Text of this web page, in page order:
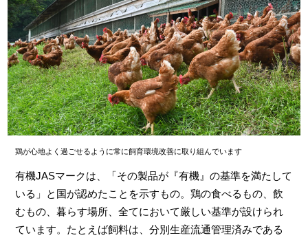
鶏が心地よく過ごせるように常に飼育環境改善に取り組んでいます
有機JASマークは、「その製品が『有機』の基準を満たして
いる」と国が認めたことを示すもの。鶏の食べるもの、飲
むもの、暮らす場所、全てにおいて厳しい基準が設けられ
ています。たとえば飼料は、分別生産流通管理済みである